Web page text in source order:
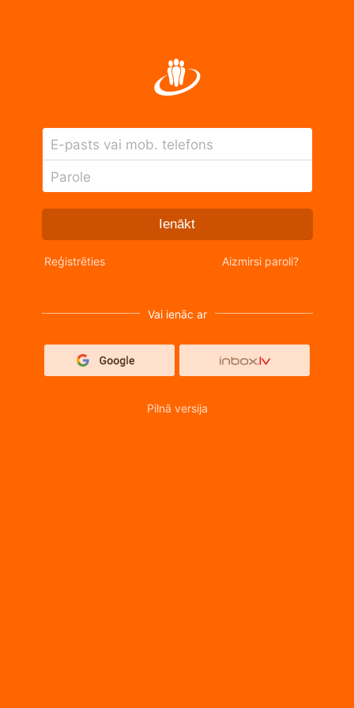
E-pasts vai mob. telefons
Parole
Ienākt
Reģistrēties Aizmirsi paroli?
Vai ienāc ar
Pilnā versija